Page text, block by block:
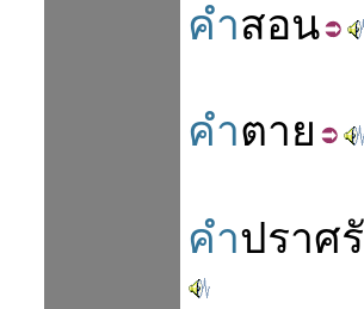
คำสอน
คำตาย
คำปราศ